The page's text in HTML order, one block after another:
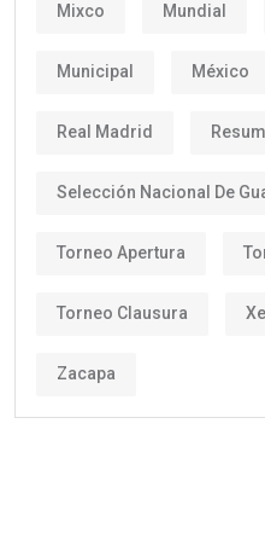
Mixco Mundial
Municipal México
Real Madrid
Selección Nacional De
Torneo Apertura
Torneo Clausura
Zacapa